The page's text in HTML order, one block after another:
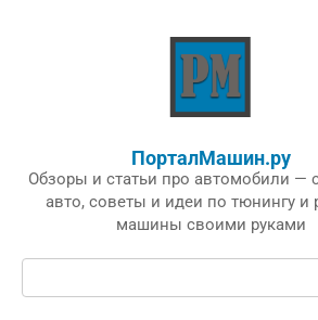
ПорталМашин.ру
Обзоры и статьи про автомобили —
авто, советы и идеи по тюнингу и
машины своими руками
Поиск: